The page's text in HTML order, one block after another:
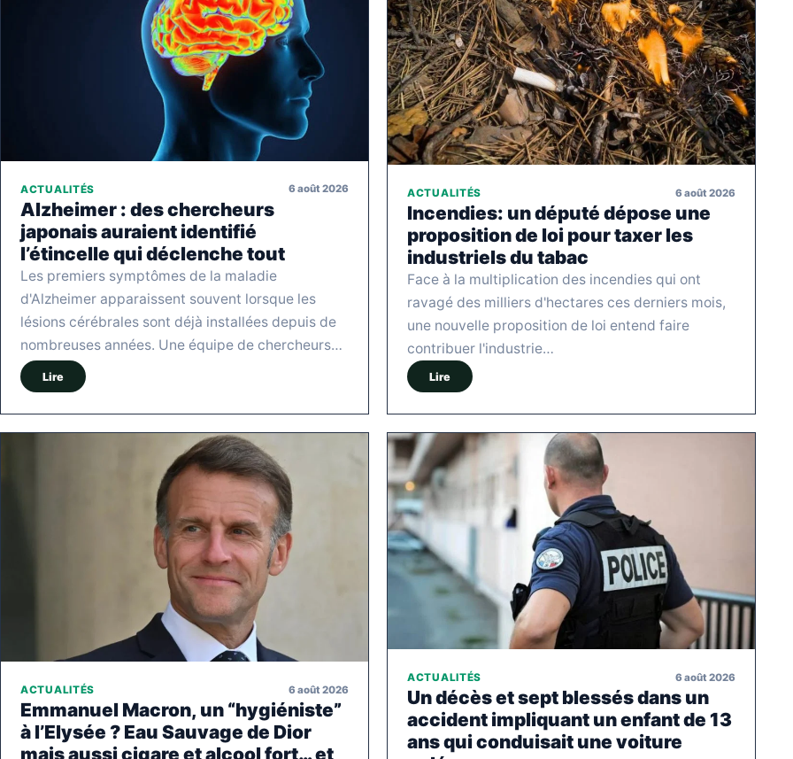
ACTUALITÉS 6 août 2026
Alzheimer : des chercheurs
japonais auraient identifié
l’étincelle qui déclenche tout
Les premiers symptômes de la maladie
d'Alzheimer apparaissent souvent lorsque les
lésions cérébrales sont déjà installées depuis de
nombreuses années. Une équipe de chercheurs…
Lire
ACTUALITÉS 6 août 2026
Incendies: un député dépose une
proposition de loi pour taxer les
industriels du tabac
Face à la multiplication des incendies qui ont
ravagé des milliers d'hectares ces derniers mois,
une nouvelle proposition de loi entend faire
contribuer l'industrie…
Lire
ACTUALITÉS 6 août 2026
Emmanuel Macron, un “hygiéniste”
à l’Elysée ? Eau Sauvage de Dior
mais aussi cigare et alcool fort… et
ACTUALITÉS 6 août 2026
Un décès et sept blessés dans un
accident impliquant un enfant de 13
ans qui conduisait une voiture